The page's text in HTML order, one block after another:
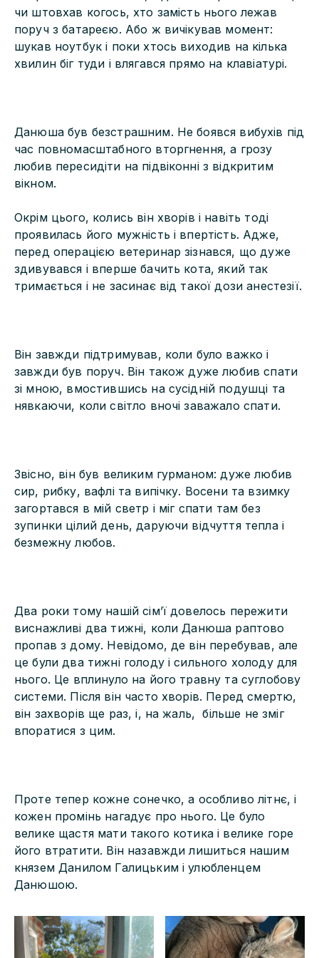
чи штовхав когось, хто замість нього лежав
поруч з батареєю. Або ж вичікував момент:
шукав ноутбук і поки хтось виходив на кілька
хвилин біг туди і влягався прямо на клавіатурі.
Данюша був безстрашним. Не боявся вибухів під
час повномасштабного вторгнення, а грозу
любив пересидіти на підвіконні з відкритим
вікном.
Окрім цього, колись він хворів і навіть тоді
проявилась його мужність і впертість. Адже,
перед операцією ветеринар зізнався, що дуже
здивувався і вперше бачить кота, який так
тримається і не засинає від такої дози анестезії.
Він завжди підтримував, коли було важко і
завжди був поруч. Він також дуже любив спати
зі мною, вмостившись на сусідній подушці та
нявкаючи, коли світло вночі заважало спати.
Звісно, він був великим гурманом: дуже любив
сир, рибку, вафлі та випічку. Восени та взимку
загортався в мій светр і міг спати там без
зупинки цілий день, даруючи відчуття тепла і
безмежну любов.
Два роки тому нашій сімʼї довелось пережити
виснажливі два тижні, коли Данюша раптово
пропав з дому. Невідомо, де він перебував, але
це були два тижні голоду і сильного холоду для
нього. Це вплинуло на його травну та суглобову
системи. Після він часто хворів. Перед смертю,
він захворів ще раз, і, на жаль, більше не зміг
впоратися з цим.
Проте тепер кожне сонечко, а особливо літнє, і
кожен промінь нагадує про нього. Це було
велике щастя мати такого котика і велике горе
його втратити. Він назавжди лишиться нашим
князем Данилом Галицьким і улюбленцем
Данюшою.